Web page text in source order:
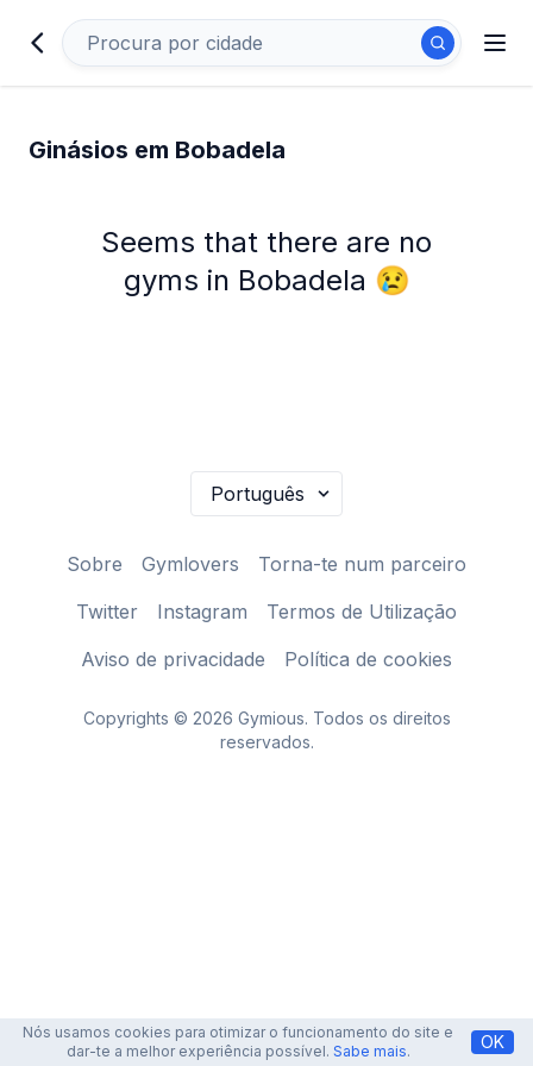
Ginásios em Bobadela
Seems that there are no
gyms in Bobadela 😢
Sobre Gymlovers
Torna-te num parceiro
Twitter
Instagram
Termos de Utilização
Aviso de privacidade
Política de cookies
Copyrights © 2026 Gymious. Todos os direitos
reservados.
Nós usamos cookies para otimizar o funcionamento do site e
dar-te a melhor experiência possível. Sabe mais. OK